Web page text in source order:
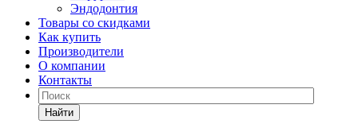
Эндодонтия
Товары со скидками
Как купить
Производители
О компании
Контакты
Найти